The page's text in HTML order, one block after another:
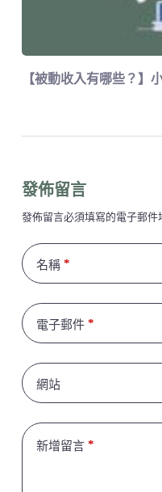
【被動收入有哪些？】
發佈留言
發佈留言必須填寫的電子郵件
名稱 *
電子郵件*
網站
新增留言*